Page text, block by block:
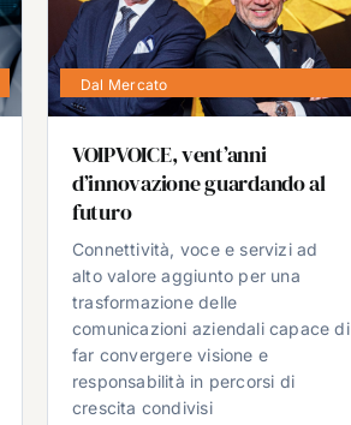
Dal Mercato
VOIPVOICE, vent’anni
d’innovazione guardando al
futuro
Connettività, voce e servizi ad
alto valore aggiunto per una
trasformazione delle
comunicazioni aziendali capace di
far convergere visione e
responsabilità in percorsi di
crescita condivisi